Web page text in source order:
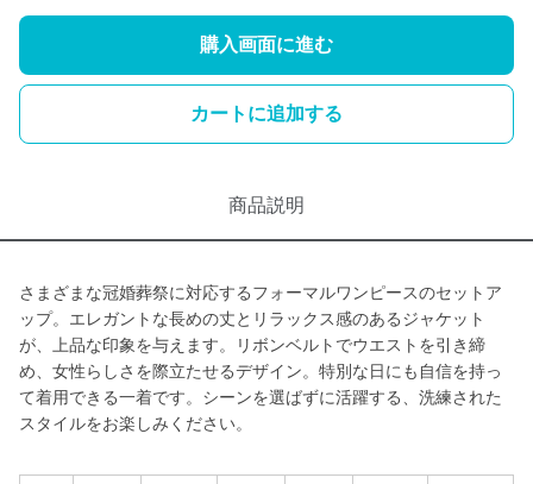
購入画面に進む
カートに追加する
商品説明
さまざまな冠婚葬祭に対応するフォーマルワンピースのセットア
ップ。エレガントな長めの丈とリラックス感のあるジャケット
が、上品な印象を与えます。リボンベルトでウエストを引き締
め、女性らしさを際立たせるデザイン。特別な日にも自信を持っ
て着用できる一着です。シーンを選ばずに活躍する、洗練された
スタイルをお楽しみください。